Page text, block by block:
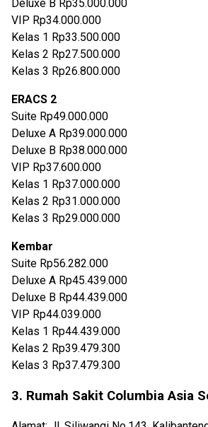
Deluxe B Rp35.000.000
VIP Rp34.000.000
Kelas 1 Rp33.500.000
Kelas 2 Rp27.500.000
Kelas 3 Rp26.800.000
ERACS 2
Suite Rp49.000.000
Deluxe A Rp39.000.000
Deluxe B Rp38.000.000
VIP Rp37.600.000
Kelas 1 Rp37.000.000
Kelas 2 Rp31.000.000
Kelas 3 Rp29.000.000
Kembar
Suite Rp56.282.000
Deluxe A Rp45.439.000
Deluxe B Rp44.439.000
VIP Rp44.039.000
Kelas 1 Rp44.439.000
Kelas 2 Rp39.479.300
Kelas 3 Rp37.479.300
3. Rumah Sakit Columbia Asia